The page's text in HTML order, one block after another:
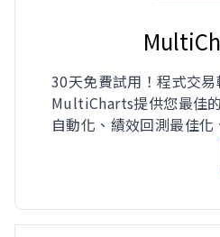
30天免費試用！程式交易
MultiCharts提供您最佳
自動化、績效回測最佳